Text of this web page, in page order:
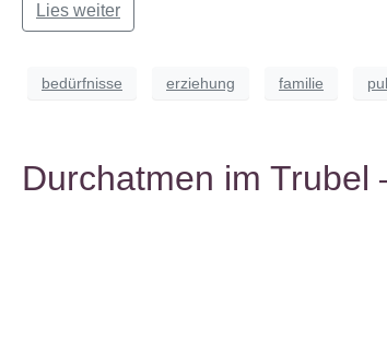
Lies weiter
bedürfnisse erziehung familie
Durchatmen im Trubel